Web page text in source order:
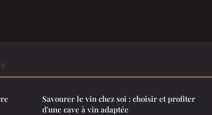
Savourer le vin chez soi : choisir et profiter
d'une cave à vin adaptée